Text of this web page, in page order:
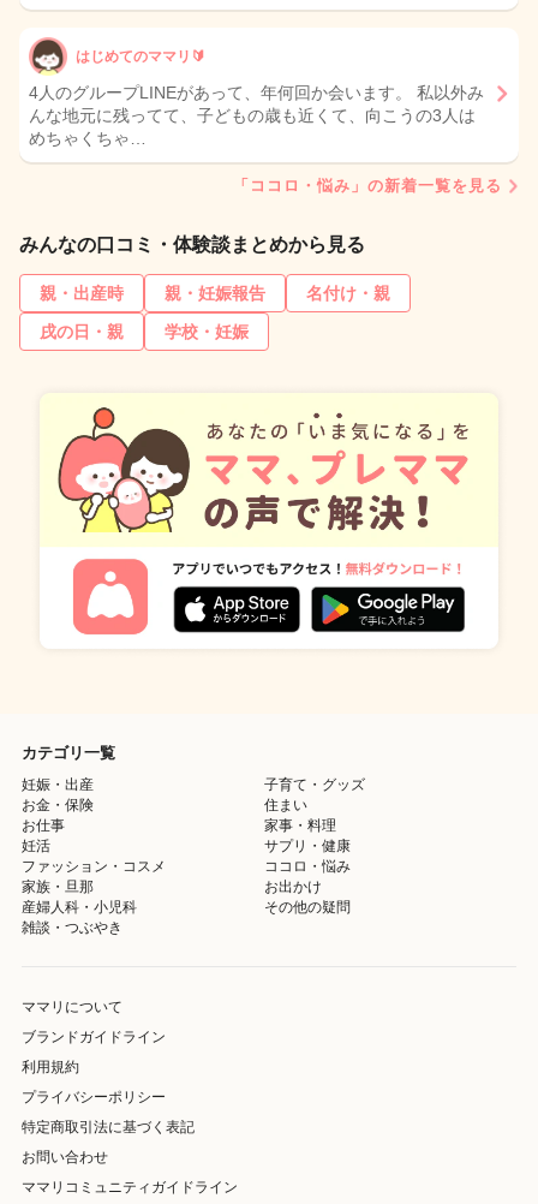
はじめてのママリ🔰
4人のグループLINEがあって、年何回か会います。 私以外み
んな地元に残ってて、子どもの歳も近くて、向こうの3人は
めちゃくちゃ…
「ココロ・悩み」の新着一覧を見る
みんなの口コミ・体験談まとめから見る
親・出産時 親・妊娠報告
名付け・親
戌の日・親
学校・妊娠
カテゴリ一覧
妊娠・出産
子育て・グッズ
お金・保険
住まい
お仕事
家事・料理
妊活
サプリ・健康
ファッション・コスメ
ココロ・悩み
家族・旦那
お出かけ
産婦人科・小児科
その他の疑問
雑談・つぶやき
ママリについて
ブランドガイドライン
利用規約
プライバシーポリシー
特定商取引法に基づく表記
お問い合わせ
ママリコミュニティガイドライン